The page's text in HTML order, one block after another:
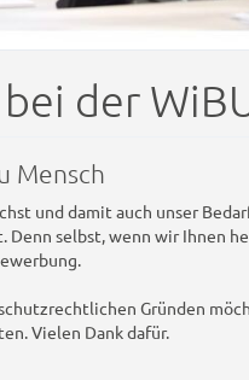
der
Mensch
und damit auch unser
Denn selbst, wenn wir Ihnen
Gründen
Vielen Dank dafür.